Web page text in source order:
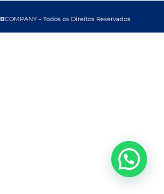
COMPANY – Todos os Direitos Reservados